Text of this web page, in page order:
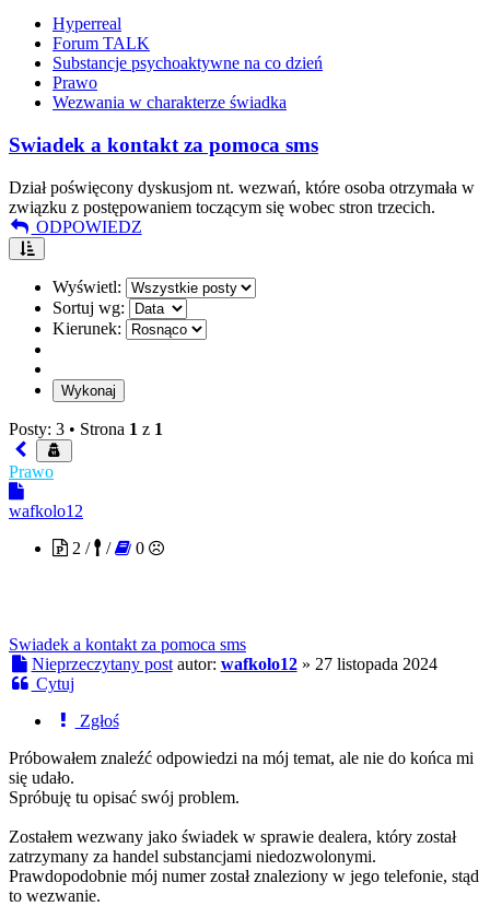
Hyperreal
Forum TALK
Substancje psychoaktywne na co dzień
Prawo
Wezwania w charakterze świadka
Swiadek a kontakt za pomoca sms
Dział poświęcony dyskusjom nt. wezwań, które osoba otrzymała w
związku z postępowaniem toczącym się wobec stron trzecich.
ODPOWIEDZ
Wyświetl:
Sortuj wg:
Kierunek:
Posty: 3 • Strona 1 z 1
Prawo
wafkolo12
2 /
/ 0
Swiadek a kontakt za pomoca sms
Nieprzeczytany post autor: wafkolo12» 27 listopada 2024
Cytuj
Zgłoś
Próbowałem znaleźć odpowiedzi na mój temat, ale nie do końca mi
się udało.
Spróbuję tu opisać swój problem.
Zostałem wezwany jako świadek w sprawie dealera, który został
zatrzymany za handel substancjami niedozwolonymi.
Prawdopodobnie mój numer został znaleziony w jego telefonie, stąd
to wezwanie.